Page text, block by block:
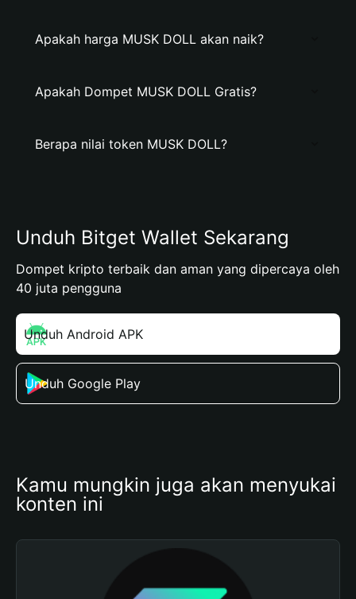
Apakah harga MUSK DOLL akan naik?
Apakah Dompet MUSK DOLL Gratis?
Berapa nilai token MUSK DOLL?
Unduh Bitget Wallet Sekarang
Dompet kripto terbaik dan aman yang dipercaya oleh
40 juta pengguna
Unduh Android APK
Unduh Google Play
Kamu mungkin juga akan menyukai
konten ini